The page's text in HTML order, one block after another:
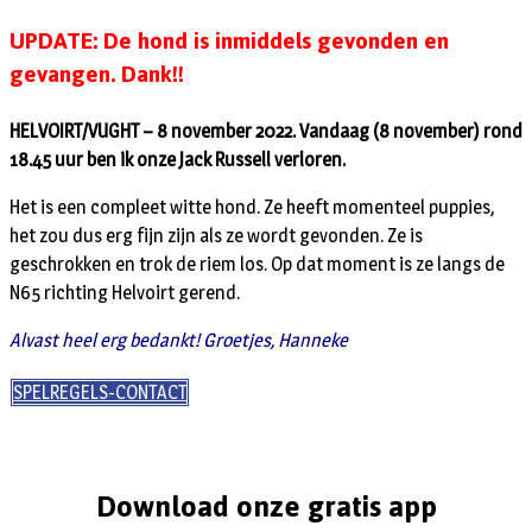
UPDATE: De hond is inmiddels gevonden en
gevangen. Dank!!
HELVOIRT/VUGHT – 8 november 2022. Vandaag (8 november) rond
18.45 uur ben ik onze Jack Russell verloren.
Het is een compleet witte hond. Ze heeft momenteel puppies,
het zou dus erg fijn zijn als ze wordt gevonden. Ze is
geschrokken en trok de riem los. Op dat moment is ze langs de
N65 richting Helvoirt gerend.
Alvast heel erg bedankt! Groetjes, Hanneke
SPELREGELS-CONTACT
Download onze gratis app